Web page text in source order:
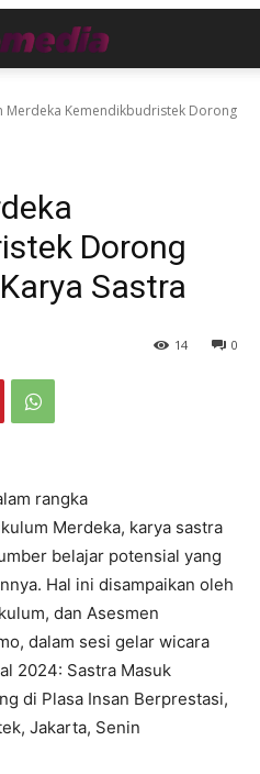
Merdeka Kemendikbudristek Dorong
Dorong
Sastra
0
14
rangka
Merdeka, karya sastra
belajar potensial yang
Hal ini disampaikan oleh
dan Asesmen
dalam sesi gelar wicara
2024: Sastra Masuk
di Plasa Insan Berprestasi,
Jakarta, Senin